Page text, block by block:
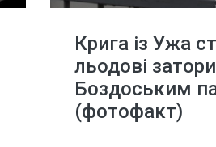
Крига із Ужа
льодові
Боздоським
(фотофакт)